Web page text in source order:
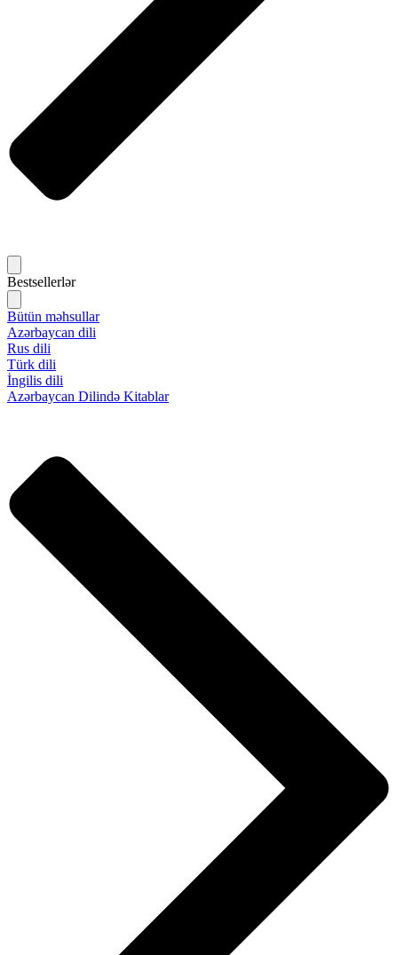
Bestsellerlər
Bütün məhsullar
Azərbaycan dili
Rus dili
Türk dili
İngilis dili
Azərbaycan Dilində Kitablar